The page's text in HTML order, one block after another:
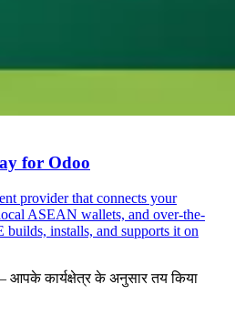
for Odoo
provider that connects your
ASEAN wallets, and over-the-
builds, installs, and supports it on
आपके कार्यक्षेत्र के अनुसार तय किया